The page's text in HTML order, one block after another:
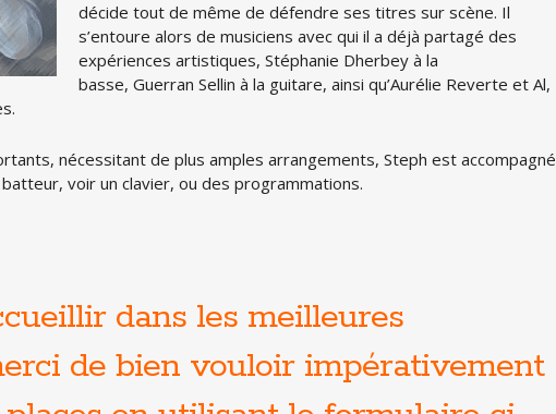
décide tout de même de défendre ses titres sur scène. Il
s’entoure alors de musiciens avec qui il a déjà partagé des
expériences artistiques, Stéphanie Dherbey à la
basse, Guerran Sellin à la guitare, ainsi qu’Aurélie Reverte et Al,
nécessitant de plus amples arrangements, Steph est accompagné
voir un clavier, ou des programmations.
dans les meilleures
de bien vouloir impérativement